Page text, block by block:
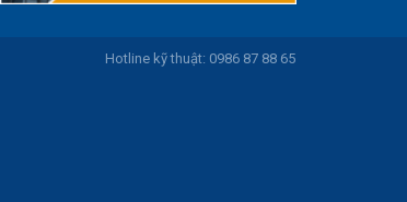
Hotline kỹ thuật: 0986 87 88 65